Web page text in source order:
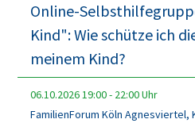
Online-
Kind": Wie schütze ich
meinem Kind?
06.10.202619:00- 22:00Uhr
FamilienForum Köln Agnesviertel,